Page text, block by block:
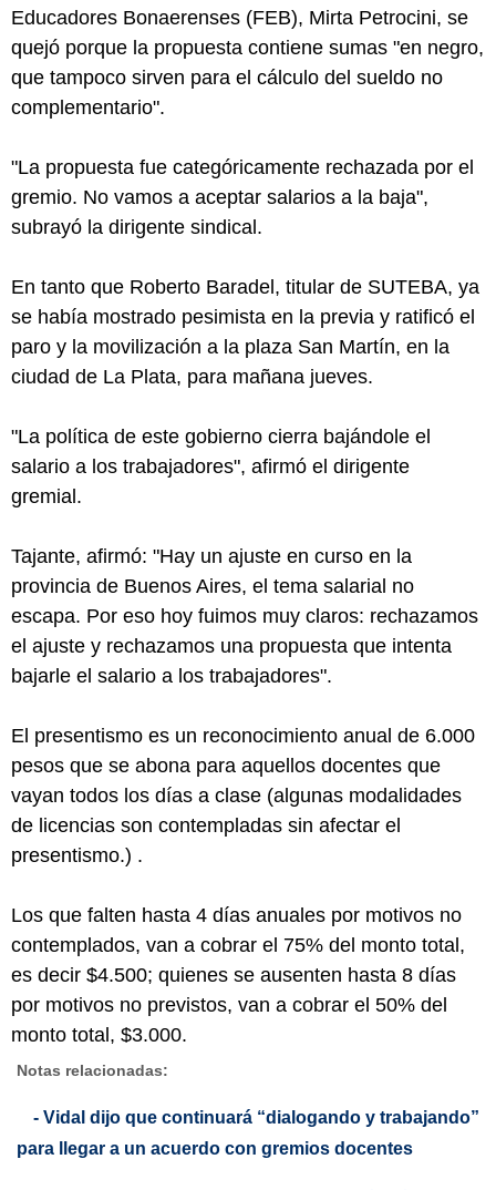
Educadores Bonaerenses (FEB), Mirta Petrocini, se
quejó porque la propuesta contiene sumas "en negro,
que tampoco sirven para el cálculo del sueldo no
complementario".
"La propuesta fue categóricamente rechazada por el
gremio. No vamos a aceptar salarios a la baja",
subrayó la dirigente sindical.
En tanto que Roberto Baradel, titular de SUTEBA, ya
se había mostrado pesimista en la previa y ratificó el
paro y la movilización a la plaza San Martín, en la
ciudad de La Plata, para mañana jueves.
"La política de este gobierno cierra bajándole el
salario a los trabajadores", afirmó el dirigente
gremial.
Tajante, afirmó: "Hay un ajuste en curso en la
provincia de Buenos Aires, el tema salarial no
escapa. Por eso hoy fuimos muy claros: rechazamos
el ajuste y rechazamos una propuesta que intenta
bajarle el salario a los trabajadores".
El presentismo es un reconocimiento anual de 6.000
pesos que se abona para aquellos docentes que
vayan todos los días a clase (algunas modalidades
de licencias son contempladas sin afectar el
presentismo.) .
Los que falten hasta 4 días anuales por motivos no
contemplados, van a cobrar el 75% del monto total,
es decir $4.500; quienes se ausenten hasta 8 días
por motivos no previstos, van a cobrar el 50% del
monto total, $3.000.
Notas relacionadas:
- Vidal dijo que continuará “dialogando y trabajando”
para llegar a un acuerdo con gremios docentes